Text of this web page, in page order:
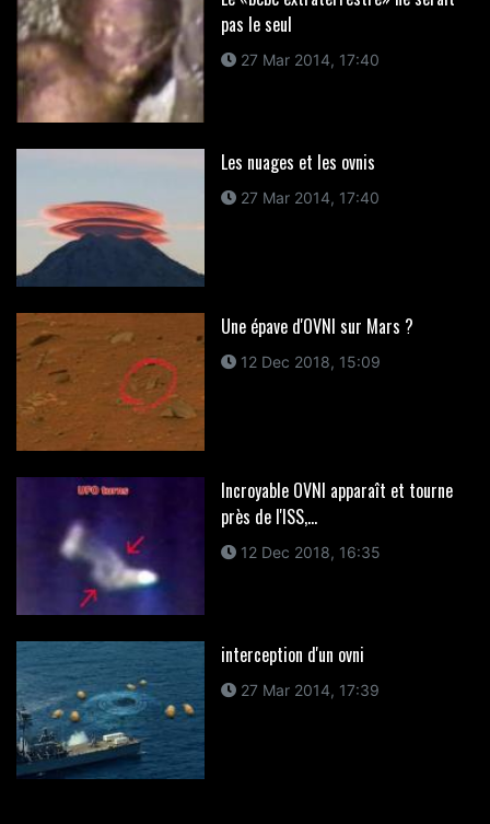
pas le seul
27 Mar 2014, 17:40
Les nuages et les ovnis
27 Mar 2014, 17:40
Une épave d'OVNI sur Mars ?
12 Dec 2018, 15:09
Incroyable OVNI apparaît et tourne
près de l'ISS,...
12 Dec 2018, 16:35
interception d'un ovni
27 Mar 2014, 17:39